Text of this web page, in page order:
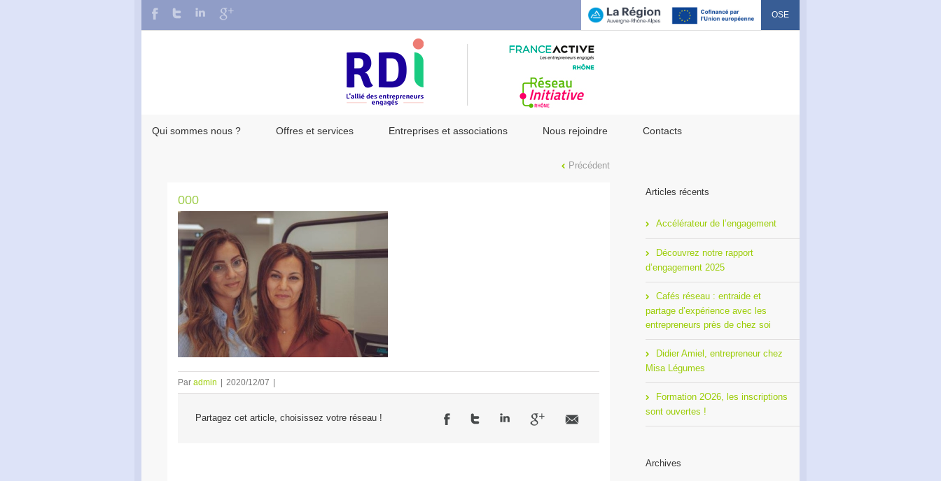
OSE
Qui sommes nous ? Offres et services Entreprises et associations Nous rejoindre Contacts
Précédent
000
Par admin 2020/12/07
Partagez cet article, choisissez votre réseau !
Articles récents
Accélérateur de l’engagement
Découvrez notre rapport
d’engagement 2025
Cafés réseau : entraide et
partage d’expérience avec les
entrepreneurs près de chez soi
Didier Amiel, entrepreneur chez
Misa Légumes
Formation 2O26, les inscriptions
sont ouvertes !
Archives